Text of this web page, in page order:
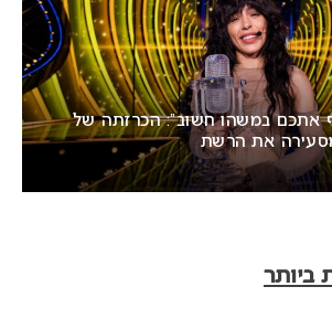
אתכם במשהו חשוב”: הכרזתה של
מסעירה את הרשת
ביותר